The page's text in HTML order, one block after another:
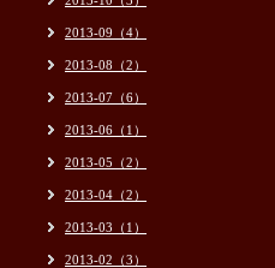
2013-09（4）
2013-08（2）
2013-07（6）
2013-06（1）
2013-05（2）
2013-04（2）
2013-03（1）
2013-02（3）